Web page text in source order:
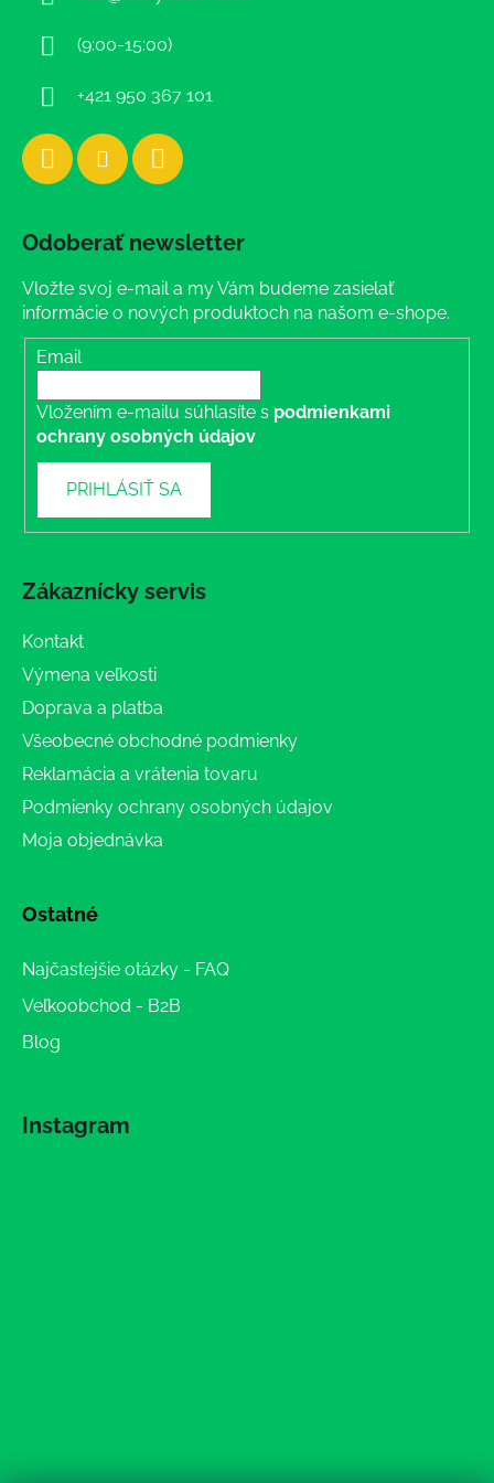
(9:00-15:00)
+421 950 367 101
Odoberať newsletter
Vložte svoj e-mail a my Vám budeme zasielať
informácie o nových produktoch na našom e-shope.
Email
Vložením e-mailu súhlasíte s podmienkami
ochrany osobných údajov
PRIHLÁSIŤ SA
Zákaznícky servis
Kontakt
Výmena veľkosti
Doprava a platba
Všeobecné obchodné podmienky
Reklamácia a vrátenia tovaru
Podmienky ochrany osobných údajov
Moja objednávka
Ostatné
Najčastejšie otázky - FAQ
Veľkoobchod - B2B
Blog
Instagram